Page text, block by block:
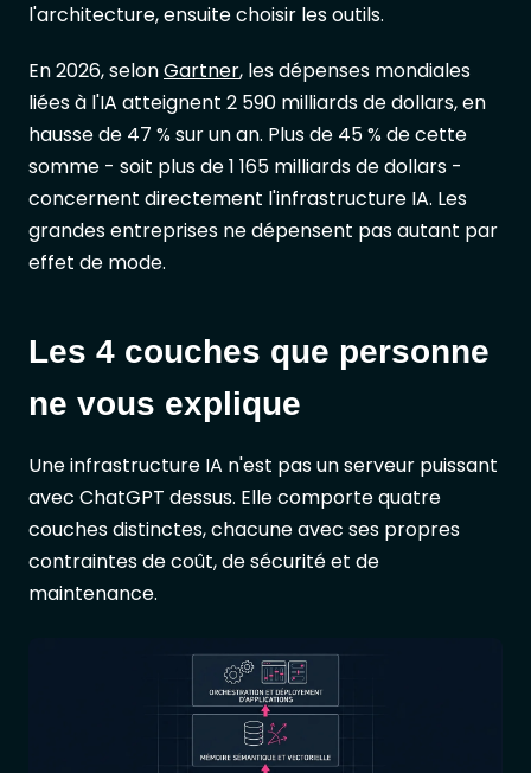
l'architecture, ensuite choisir les outils.
En 2026, selonGartner, les dépenses mondiales
liées à l'IA atteignent 2 590 milliards de dollars, en
hausse de 47 % sur un an. Plus de 45 % de cette
somme - soit plus de 1 165 milliards de dollars -
concernent directement l'infrastructure IA. Les
grandes entreprises ne dépensent pas autant par
effet de mode.
Les 4 couches que personne
ne vous explique
Une infrastructure IA n'est pas un serveur puissant
avec ChatGPT dessus. Elle comporte quatre
couches distinctes, chacune avec ses propres
contraintes de coût, de sécurité et de
maintenance.